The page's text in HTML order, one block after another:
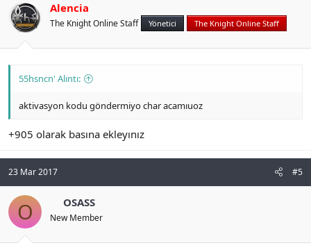
Alencia
The Knight Online Staff Yönetici The Knight Online Staff
55hsncn' Alıntı:
aktivasyon kodu göndermiyo char acamıuoz
+905 olarak basına ekleyınız
23 Mar 2017 #5
O OSASS
New Member